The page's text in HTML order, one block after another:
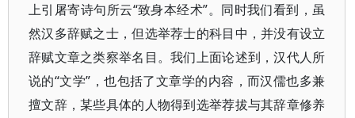
上引屠寄诗句所云“致身本经术”。同时我们看到，虽
然汉多辞赋之士，但选举荐士的科目中，并没有设立
辞赋文章之类察举名目。我们上面论述到，汉代人所
说的“文学”，也包括了文章学的内容，而汉儒也多兼
擅文辞，某些具体的人物得到选举荐拔与其辞章修养